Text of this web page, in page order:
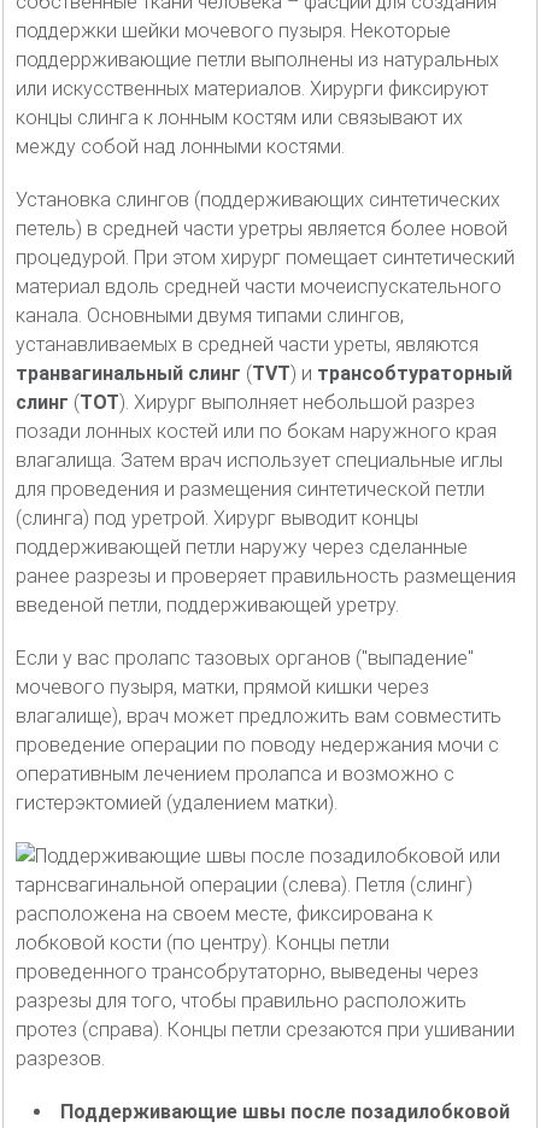
поддержки шейки мочевого пузыря. Некоторые
поддеррживающие петли выполнены из натуральных
или искусственных материалов. Хирурги фиксируют
концы слинга к лонным костям или связывают их
между собой над лонными костями.
Установка слингов (поддерживающих синтетических
петель) в средней части уретры является более новой
процедурой. При этом хирург помещает синтетический
материал вдоль средней части мочеиспускательного
канала. Основными двумя типами слингов,
устанавливаемых в средней части уреты, являются
транвагинальный слинг (TVT) и трансобтураторный
слинг (TOT). Хирург выполняет небольшой разрез
позади лонных костей или по бокам наружного края
влагалища. Затем врач использует специальные иглы
для проведения и размещения синтетической петли
(слинга) под уретрой. Хирург выводит концы
поддерживающей петли наружу через сделанные
ранее разрезы и проверяет правильность размещения
введеной петли, поддерживающей уретру.
Если у вас пролапс тазовых органов ("выпадение"
мочевого пузыря, матки, прямой кишки через
влагалище), врач может предложить вам совместить
проведение операции по поводу недержания мочи с
оперативным лечением пролапса и возможно с
гистерэктомией (удалением матки).
Поддерживающие швы после позадилобковой